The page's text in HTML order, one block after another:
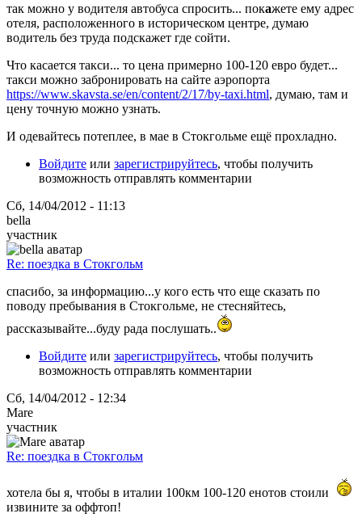
так можно у водителя автобуса спросить... покажете ему адрес
отеля, расположенного в историческом центре, думаю
водитель без труда подскажет где сойти.
Что касается такси... то цена примерно 100-120 евро будет...
такси можно забронировать на сайте аэропорта
https://www.skavsta.se/en/content/2/17/by-taxi.html, думаю, там и
цену точную можно узнать.
И одевайтесь потеплее, в мае в Стокгольме ещё прохладно.
Войдите или зарегистрируйтесь, чтобы получить
возможность отправлять комментарии
Сб, 14/04/2012 - 11:13
bella
участник
Re: поездка в Стокгольм
спасибо, за информацию...у кого есть что еще сказать по
поводу пребывания в Стокгольме, не стесняйтесь,
рассказывайте...буду рада послушать..
Войдите или зарегистрируйтесь, чтобы получить
возможность отправлять комментарии
Сб, 14/04/2012 - 12:34
Mare
участник
Re: поездка в Стокгольм
хотела бы я, чтобы в италии 100км 100-120 енотов стоили
извините за оффтоп!